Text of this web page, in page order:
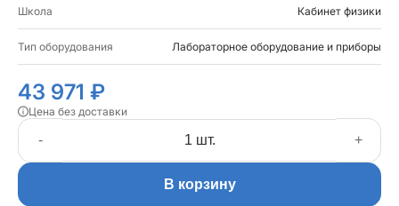
Школа Кабинет физики
Тип оборудования Лабораторное оборудование и приборы
43 971 ₽
Цена без доставки
- +
В корзину